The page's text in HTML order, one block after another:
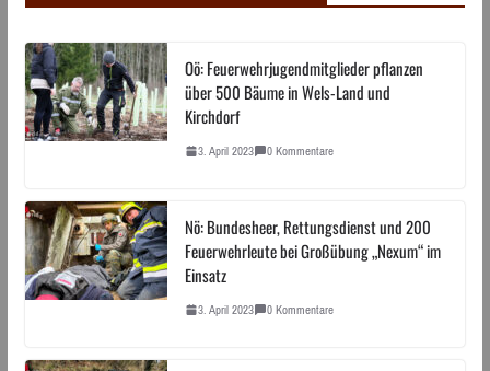
Oö: Feuerwehrjugendmitglieder pflanzen
über 500 Bäume in Wels-Land und
Kirchdorf
3. April 2023 0 Kommentare
Nö: Bundesheer, Rettungsdienst und 200
Feuerwehrleute bei Großübung „Nexum“ im
Einsatz
3. April 2023 0 Kommentare